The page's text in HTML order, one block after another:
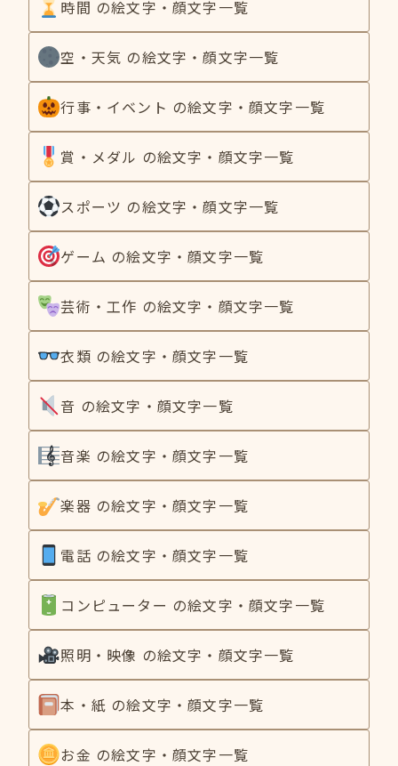
時間 の絵文字・顔文字一覧
空・天気 の絵文字・顔文字一覧
行事・イベント の絵文字・顔文字一覧
賞・メダル の絵文字・顔文字一覧
スポーツ の絵文字・顔文字一覧
ゲーム の絵文字・顔文字一覧
芸術・工作 の絵文字・顔文字一覧
衣類 の絵文字・顔文字一覧
音 の絵文字・顔文字一覧
音楽 の絵文字・顔文字一覧
楽器 の絵文字・顔文字一覧
電話 の絵文字・顔文字一覧
コンピューター の絵文字・顔文字一覧
照明・映像 の絵文字・顔文字一覧
本・紙 の絵文字・顔文字一覧
お金 の絵文字・顔文字一覧